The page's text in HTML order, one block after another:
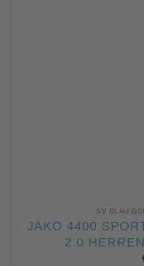
SV BLAU
JAKO 4400
2.0